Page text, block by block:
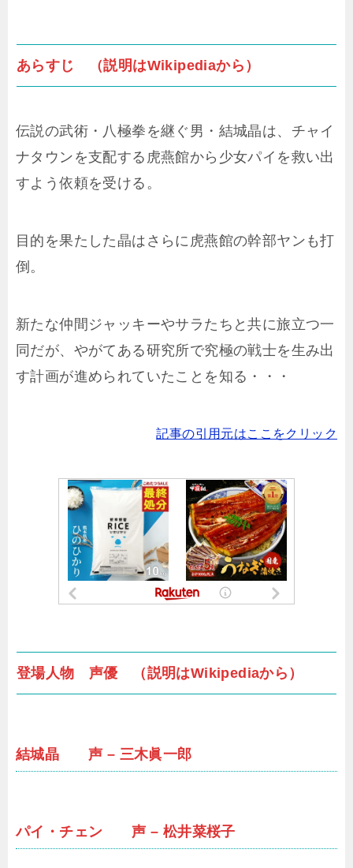
あらすじ （説明はWikipediaから）
伝説の武術・八極拳を継ぐ男・結城晶は、チャイ
ナタウンを支配する虎燕館から少女パイを救い出
すよう依頼を受ける。
目的を果たした晶はさらに虎燕館の幹部ヤンも打
倒。
新たな仲間ジャッキーやサラたちと共に旅立つ一
同だが、やがてある研究所で究極の戦士を生み出
す計画が進められていたことを知る・・・
記事の引用元はここをクリック
登場人物 声優 （説明はWikipediaから）
結城晶 声 – 三木眞一郎
パイ・チェン 声 – 松井菜桜子